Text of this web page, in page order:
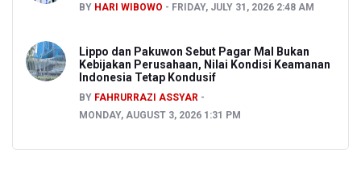
BY HARI WIBOWO FRIDAY, JULY 31, 2026 2:48 AM
Lippo dan Pakuwon Sebut Pagar Mal Bukan
Kebijakan Perusahaan, Nilai Kondisi Keamanan
Indonesia Tetap Kondusif
BY FAHRURRAZI ASSYAR
MONDAY, AUGUST 3, 2026 1:31 PM